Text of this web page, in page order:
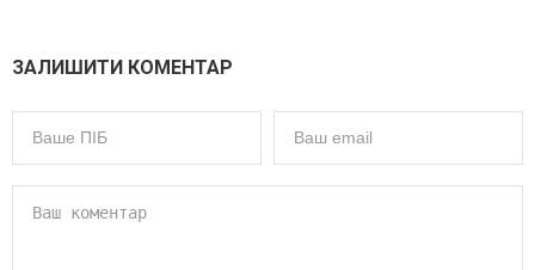
ЗАЛИШИТИ КОМЕНТАР